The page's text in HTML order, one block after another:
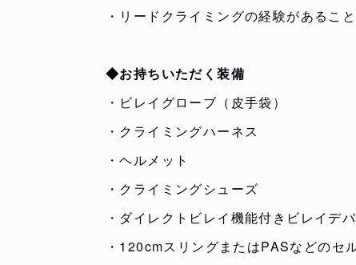
・リードクライミングの経験があること
◆お持ちいただく装備
・ビレイグローブ（皮手袋）
・クライミングハーネス
・ヘルメット
・クライミングシューズ
・ダイレクトビレイ機能付きビレイデ
・120cmスリングまたはPASなどのセ